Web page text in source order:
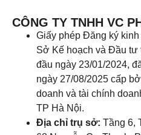
CÔNG TY TNHH VC
Giấy phép Đăng ký
Sở Kế hoạch và Đầu tư
đầu ngày 23/01/2024,
ngày 27/08/2025 cấp
doanh và tài chính
TP Hà Nội.
Địa chỉ trụ sở: Tầng 6,